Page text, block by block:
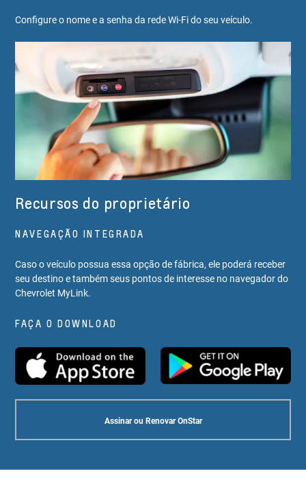
Configure o nome e a senha da rede Wi-Fi do seu veículo.
Recursos do proprietário
NAVEGAÇÃO INTEGRADA
Caso o veículo possua essa opção de fábrica, ele poderá receber
seu destino e também seus pontos de interesse no navegador do
Chevrolet MyLink.
FAÇA O DOWNLOAD
Assinar ou Renovar OnStar